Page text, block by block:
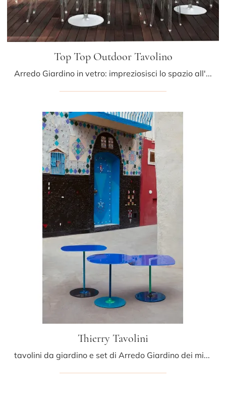
Top Top Outdoor Tavolino
Arredo Giardino in vetro: impreziosisci lo spazio all'aperto con diverse soluzioni di tavolini da giardino della firma Kartell.
Thierry Tavolini
tavolini da giardino e set di Arredo Giardino dei migliori produttori: ottieni informazioni sul modello Thierry Tavolini di Kartell, clicca subito!